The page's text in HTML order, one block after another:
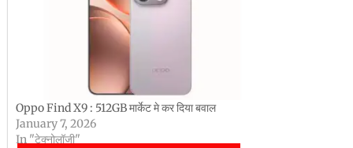
Oppo Find X9 : 512GB मार्केट मे कर दिया बवाल
January 7, 2026
In "टेक्नोलॉजी"